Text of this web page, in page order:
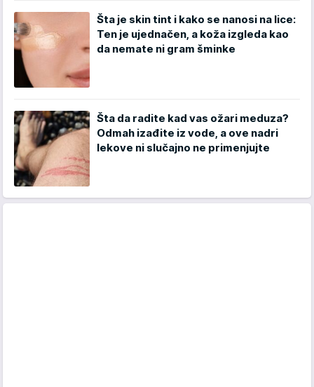
Šta je skin tint i kako se nanosi na lice:
Ten je ujednačen, a koža izgleda kao
da nemate ni gram šminke
Šta da radite kad vas ožari meduza?
Odmah izađite iz vode, a ove nadri
lekove ni slučajno ne primenjujte